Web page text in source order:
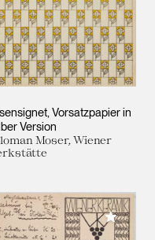
Vorsatzpapier in
Version
Moser, Wiener
hinzufügen
Meiner